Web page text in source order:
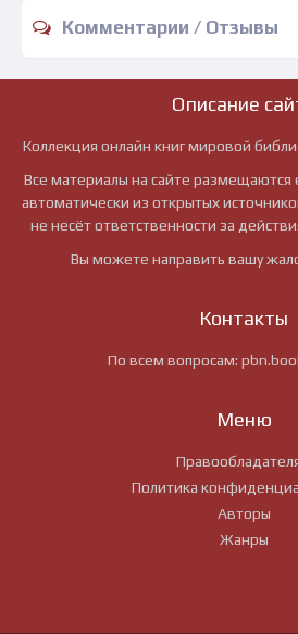
Комментарии / Отзывы
Описание
Коллекция онлайн книг мировой
Все материалы на сайте размещаются
автоматически из открытых
не несёт ответственности за
Вы можете направить вашу
Контакты
По всем вопросам:
Меню
Политика
Авторы
Жанры